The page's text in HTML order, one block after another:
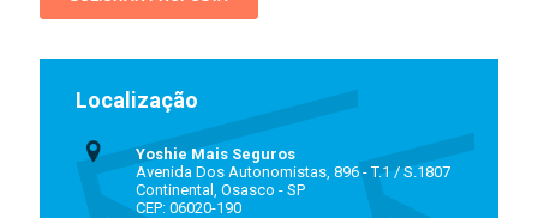
Localização
Yoshie Mais Seguros
Avenida Dos Autonomistas, 896 - T.1 / S.1807
Continental, Osasco - SP
CEP: 06020-190